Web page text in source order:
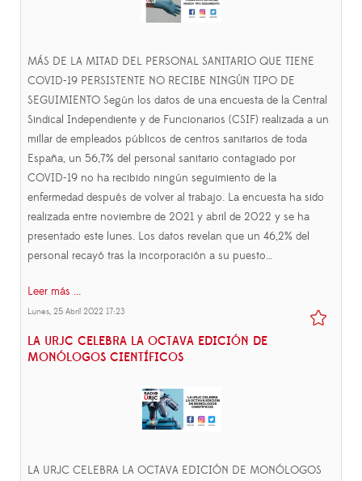
MÁS DE LA MITAD DEL PERSONAL SANITARIO QUE TIENE
COVID-19 PERSISTENTE NO RECIBE NINGÚN TIPO DE
SEGUIMIENTO Según los datos de una encuesta de la Central
Sindical Independiente y de Funcionarios (CSIF) realizada a un
millar de empleados públicos de centros sanitarios de toda
España, un 56,7% del personal sanitario contagiado por
COVID-19 no ha recibido ningún seguimiento de la
enfermedad después de volver al trabajo. La encuesta ha sido
realizada entre noviembre de 2021 y abril de 2022 y se ha
presentado este lunes. Los datos revelan que un 46,2% del
personal recayó tras la incorporación a su puesto…
Leer más ...
Lunes, 25 Abril 2022 17:23
LA URJC CELEBRA LA OCTAVA EDICIÓN DE
MONÓLOGOS CIENTÍFICOS
LA URJC CELEBRA LA OCTAVA EDICIÓN DE MONÓLOGOS